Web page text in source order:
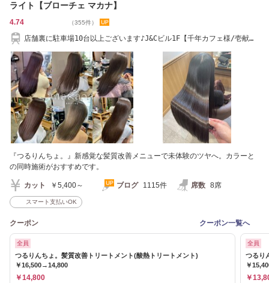
ライト【ブローチェ マカナ】
4.74 （355件）
店舗裏に駐車場10台以上ございます♪J&Cビル1F【千年カフェ様/壱献は
『つるりんちょ。』新感覚な髪質改善メニューで未体験のツヤへ。カラーと
の同時施術がおすすめです。
カット ￥5,400～ ブログ 1115件 席数 8席
スマート支払いOK
クーポン クーポン一覧へ
全員
つるりんちょ。髪質改善トリートメント(酸熱トリートメント)
￥16,500→14,800
￥14,800
全員
つるり
￥
￥